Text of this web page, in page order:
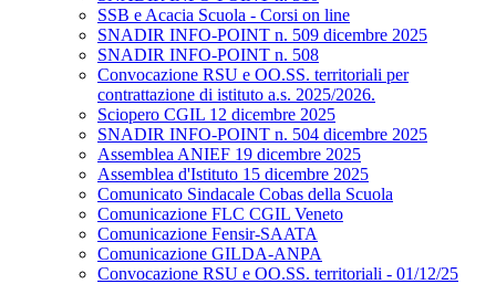
SSB e Acacia Scuola - Corsi on line
SNADIR INFO-POINT n. 509 dicembre 2025
SNADIR INFO-POINT n. 508
Convocazione RSU e OO.SS. territoriali per
contrattazione di istituto a.s. 2025/2026.
Sciopero CGIL 12 dicembre 2025
SNADIR INFO-POINT n. 504 dicembre 2025
Assemblea ANIEF 19 dicembre 2025
Assemblea d'Istituto 15 dicembre 2025
Comunicato Sindacale Cobas della Scuola
Comunicazione FLC CGIL Veneto
Comunicazione Fensir-SAATA
Comunicazione GILDA-ANPA
Convocazione RSU e OO.SS. territoriali - 01/12/25